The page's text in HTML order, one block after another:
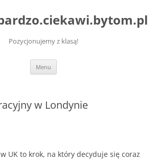
Pozycjonujemy z klasą!
Menu
w Londynie
UK to krok, na który decyduje się coraz